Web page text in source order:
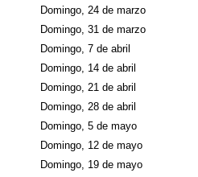
Domingo, 24 de marzo
Domingo, 31 de marzo
Domingo, 7 de abril
Domingo, 14 de abril
Domingo, 21 de abril
Domingo, 28 de abril
Domingo, 5 de mayo
Domingo, 12 de mayo
Domingo, 19 de mayo